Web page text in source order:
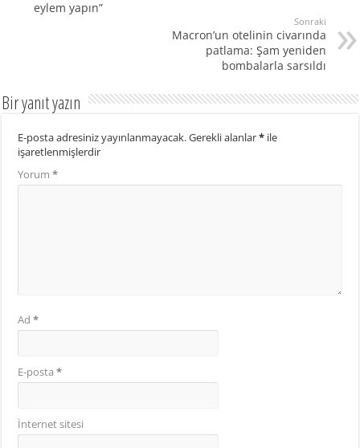
eylem yapın”
Sonraki
Macron’un otelinin civarında
patlama: Şam yeniden
bombalarla sarsıldı
Bir yanıt yazın
E-posta adresiniz yayınlanmayacak.Gerekli alanlar* ile
işaretlenmişlerdir
Yorum*
Ad*
E-posta*
İnternet sitesi